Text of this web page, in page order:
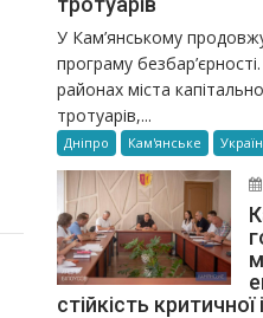
У Кам’янському
програму
районах міста
тротуарів,...
Дніпро Кам'янське
стійкість